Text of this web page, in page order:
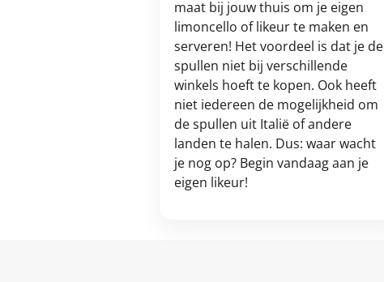
maat bij jouw thuis om je eigen
limoncello of likeur te maken en
serveren! Het voordeel is dat je de
spullen niet bij verschillende
winkels hoeft te kopen. Ook heeft
niet iedereen de mogelijkheid om
de spullen uit Italië of andere
landen te halen. Dus: waar wacht
je nog op? Begin vandaag aan je
eigen likeur!